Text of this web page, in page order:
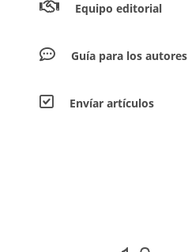
Equipo editorial
Guía para los autores
Envíar artículos